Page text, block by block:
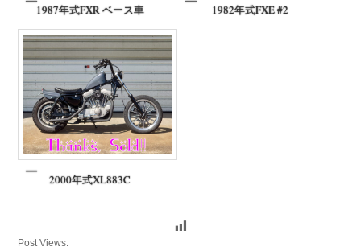
1987年式FXR ベース車 1982年式FXE #2
2000年式XL883C
Post Views: